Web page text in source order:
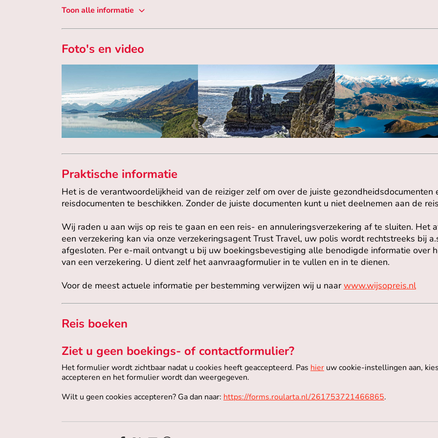
Toon alle informatie
Foto's en video
Praktische informatie
Het is de verantwoordelijkheid van de reiziger zelf om over de juiste gezondheidsdocumenten
reisdocumenten te beschikken. Zonder de juiste documenten kunt u niet deelnemen aan de
Wij raden u aan wijs op reis te gaan en een reis- en annuleringsverzekering af te sluiten. Het
een verzekering kan via onze verzekeringsagent Trust Travel, uw polis wordt rechtstreeks bij
afgesloten. Per e-mail ontvangt u bij uw boekingsbevestiging alle benodigde informatie over
van een verzekering. U dient zelf het aanvraagformulier in te vullen en in te dienen.
Voor de meest actuele informatie per bestemming verwijzen wij u naarwww.wijsopreis.nl
Reis boeken
Ziet u geen boekings- of contactformulier?
Het formulier wordt zichtbaar nadat u cookies heeft geaccepteerd. Pas hier uw cookie-instellingen aan,
accepteren en het formulier wordt dan weergegeven.
Wilt u geen cookies accepteren? Ga dan naar: https://forms.roularta.nl/261753721466865.